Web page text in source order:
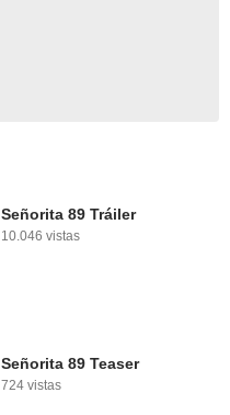
Señorita 89 Tráiler
10.046 vistas
Señorita 89 Teaser
724 vistas